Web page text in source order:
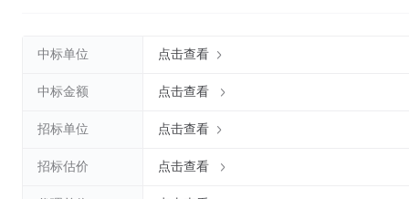
中标单位 点击查看
中标金额 点击查看
招标单位 点击查看
招标估价 点击查看